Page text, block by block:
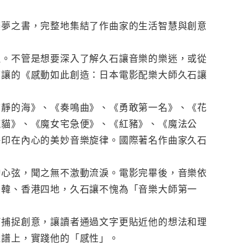
之書，完整地集結了作曲家的生活智慧與創意
不管是想要深入了解久石讓音樂的樂迷，或從
的《感動如此創造：日本電影配樂大師久石讓
的海》、《奏鳴曲》、《勇敢第一名》、《花
》、《魔女宅急便》、《紅豬》、《魔法公
在內心的美妙音樂旋律。國際著名作曲家久石
弦，聞之無不激動流淚。電影完畢後，音樂依
、香港四地，久石讓不愧為「音樂大師第一
捉創意，讓讀者通過文字更貼近他的想法和理
上，實踐他的「感性」。